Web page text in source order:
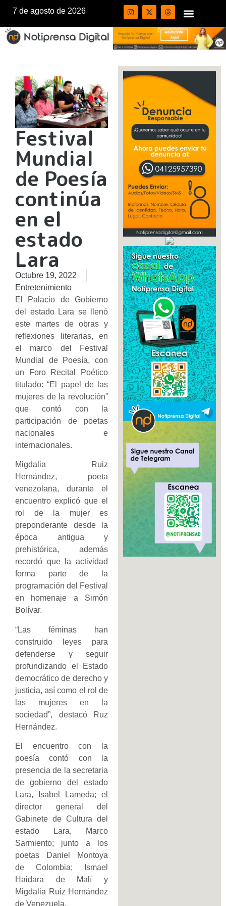
7 de agosto de 2026
Festival
Mundial
de Poesía
continúa
en el
estado
Lara
Octubre 19, 2022
Entretenimiento
El Palacio de Gobierno
del estado Lara se llenó
este martes de obras y
reflexiones literarias, en
el marco del Festival
Mundial de Poesía, con
un Foro Recital Poético
titulado: “El papel de las
mujeres de la revolución”
que contó con la
participación de poetas
nacionales e
internacionales.
Migdalia Ruiz
Hernández, poeta
venezolana, durante el
encuentro explicó que el
rol de la mujer es
preponderante desde la
época antigua y
prehistórica, además
recordó que la actividad
forma parte de la
programación del Festival
en homenaje a Simón
Bolívar.
“Las féminas han
construido leyes para
defenderse y seguir
profundizando el Estado
democrático de derecho y
justicia, así como el rol de
las mujeres en la
sociedad”, destacó Ruz
Hernández.
El encuentro con la
poesía contó con la
presencia de la secretaria
de gobierno del estado
Lara, Isabel Lameda; el
director general del
Gabinete de Cultura del
estado Lara, Marco
Sarmiento; junto a los
poetas Daniel Montoya
de Colombia; Ismael
Haidara de Malí y
Migdalia Ruiz Hernández
de Venezuela.